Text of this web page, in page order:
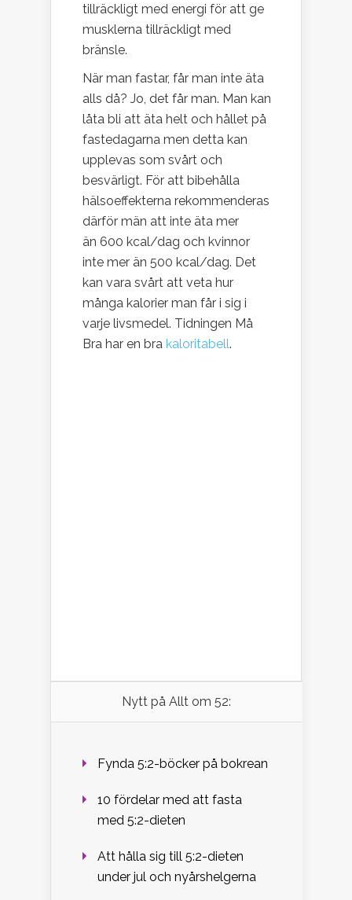
tillräckligt med energi för att ge
musklerna tillräckligt med
bränsle.
När man fastar, får man inte äta
alls då? Jo, det får man. Man kan
låta bli att äta helt och hållet på
fastedagarna men detta kan
upplevas som svårt och
besvärligt. För att bibehålla
hälsoeffekterna rekommenderas
därför män att inte äta mer
än 600 kcal/dag och kvinnor
inte mer än 500 kcal/dag. Det
kan vara svårt att veta hur
många kalorier man får i sig i
varje livsmedel. Tidningen Må
Bra har en bra kaloritabell.
Nytt på Allt om 52:
Fynda 5:2-böcker på bokrean
10 fördelar med att fasta
med 5:2-dieten
Att hålla sig till 5:2-dieten
under jul och nyårshelgerna